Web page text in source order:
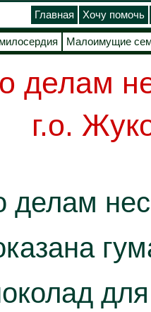
Главная Хочу помочь
Малоимущие
делам
г.о.
делам